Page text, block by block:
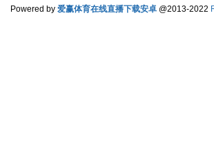
Powered by 爱赢体育在线直播下载安卓 @2013-2022